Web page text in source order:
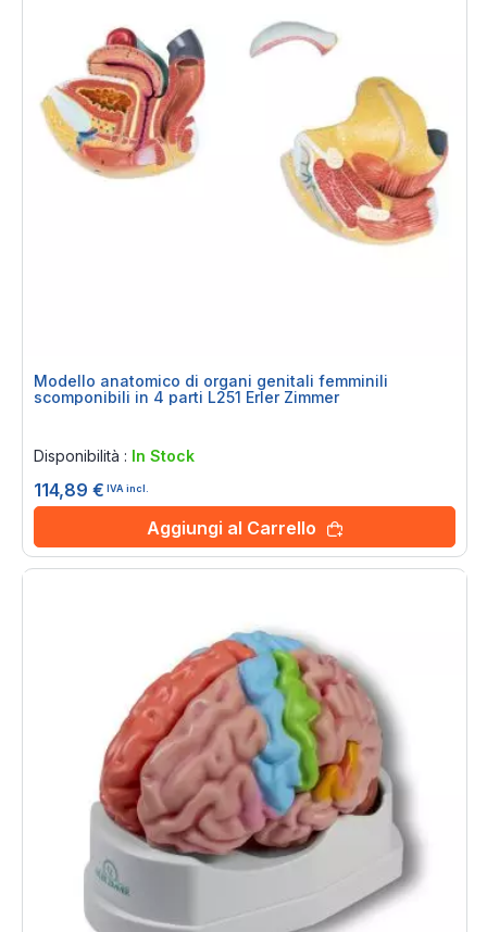
Modello anatomico di organi genitali femminili
scomponibili in 4 parti L251 Erler Zimmer
Disponibilità : In Stock
114,89 € IVA incl.
Aggiungi al Carrello